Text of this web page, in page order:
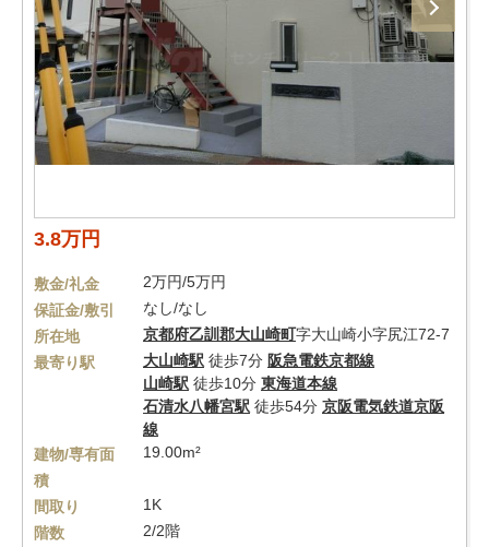
3.8万円
敷金/礼金
2万円/5万円
保証金/敷引
なし/なし
所在地
京都府乙訓郡大山崎町字大山崎小字尻江72-7
最寄り駅
大山崎駅 徒歩7分 阪急電鉄京都線
山崎駅 徒歩10分 東海道本線
石清水八幡宮駅 徒歩54分 京阪電気鉄道京阪
線
建物/専有面
積
19.00m²
間取り
1K
階数
2/2階